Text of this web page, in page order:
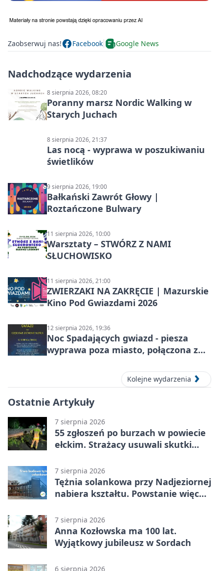
Zaobserwuj nas! Facebook Google News
Nadchodzące wydarzenia
8 sierpnia 2026, 08:20
Poranny marsz Nordic Walking w
Starych Juchach
8 sierpnia 2026, 21:37
Las nocą - wyprawa w poszukiwaniu
świetlików
9 sierpnia 2026, 19:00
Bałkański Zawrót Głowy |
Roztańczone Bulwary
11 sierpnia 2026, 10:00
Warsztaty – STWÓRZ Z NAMI
SŁUCHOWISKO
11 sierpnia 2026, 21:00
ZWIERZAKI NA ZAKRĘCIE | Mazurskie
Kino Pod Gwiazdami 2026
12 sierpnia 2026, 19:36
Noc Spadających gwiazd - piesza
wyprawa poza miasto, połączona z
częściowe zaćmienie Słońca
Kolejne wydarzenia
Ostatnie Artykuły
7 sierpnia 2026
55 zgłoszeń po burzach w powiecie
ełckim. Strażacy usuwali skutki
7 sierpnia 2026
Tężnia solankowa przy Nadjeziornej
nabiera kształtu. Powstanie więcej
7 sierpnia 2026
Anna Kozłowska ma 100 lat.
Wyjątkowy jubileusz w Sordach
6 sierpnia 2026